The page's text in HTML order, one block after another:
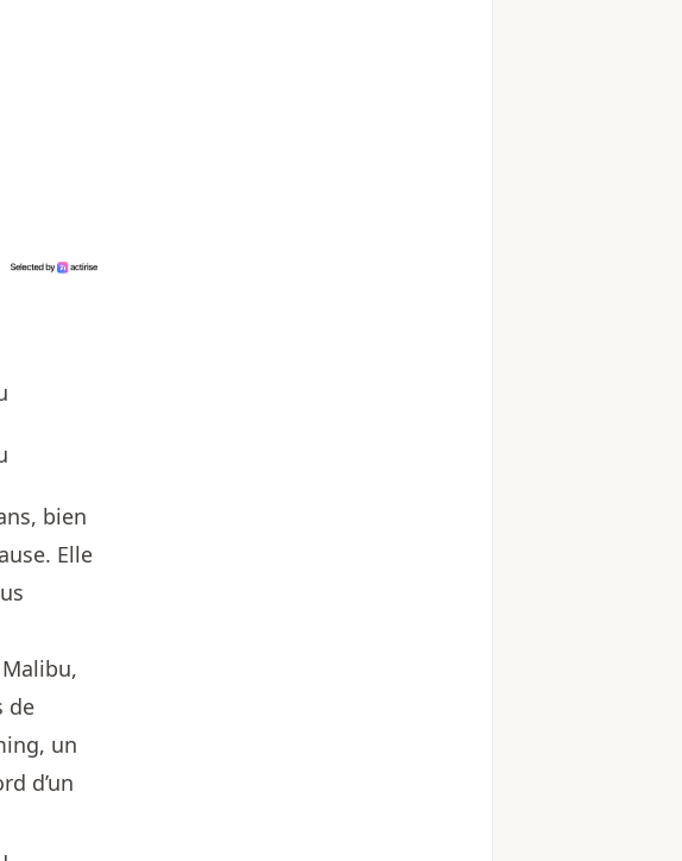
bien
Elle
de
un
d’un